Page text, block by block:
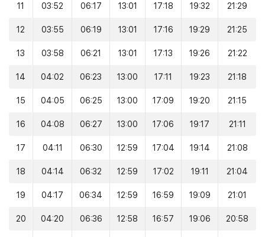
11 03:52 06:17 13:01 17:18 19:32 21:29
12 03:55 06:19 13:01 17:16 19:29 21:25
13 03:58 06:21 13:01 17:13 19:26 21:22
14 04:02 06:23 13:00 17:11 19:23 21:18
15 04:05 06:25 13:00 17:09 19:20 21:15
16 04:08 06:27 13:00 17:06 19:17 21:11
17 04:11 06:30 12:59 17:04 19:14 21:08
18 04:14 06:32 12:59 17:02 19:11 21:04
19 04:17 06:34 12:59 16:59 19:09 21:01
20 04:20 06:36 12:58 16:57 19:06 20:58